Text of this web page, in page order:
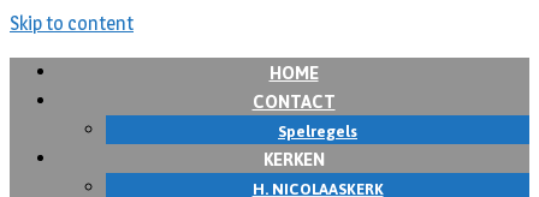
Skip to content
HOME
CONTACT
Spelregels
KERKEN
H. NICOLAASKERK